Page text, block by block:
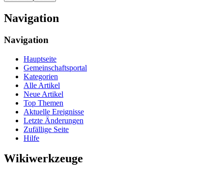
Navigation
Navigation
Hauptseite
Gemeinschaftsportal
Kategorien
Alle Artikel
Neue Artikel
Top Themen
Aktuelle Ereignisse
Letzte Änderungen
Zufällige Seite
Hilfe
Wikiwerkzeuge